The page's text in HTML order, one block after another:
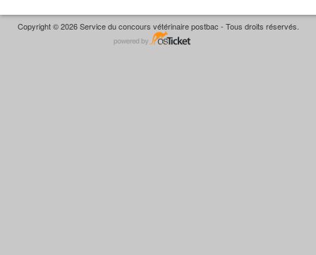
Copyright © 2026 Service du concours vétérinaire postbac - Tous droits réservés.